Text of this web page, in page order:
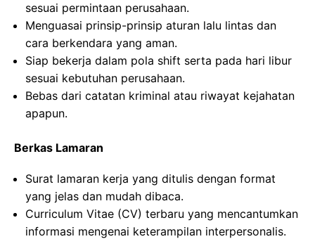
sesuai permintaan perusahaan.
Menguasai prinsip-prinsip aturan lalu lintas dan
cara berkendara yang aman.
Siap bekerja dalam pola shift serta pada hari libur
sesuai kebutuhan perusahaan.
Bebas dari catatan kriminal atau riwayat kejahatan
apapun.
Berkas Lamaran
Surat lamaran kerja yang ditulis dengan format
yang jelas dan mudah dibaca.
Curriculum Vitae (CV) terbaru yang mencantumkan
informasi mengenai keterampilan interpersonalis.